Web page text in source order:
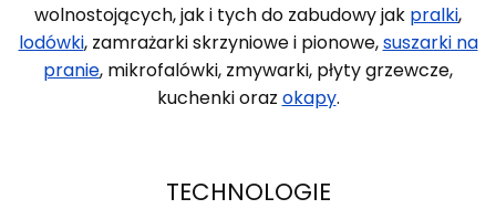
wolnostojących, jak i tych do zabudowy jak pralki,
lodówki, zamrażarki skrzyniowe i pionowe,suszarki na
pranie, mikrofalówki, zmywarki, płyty grzewcze,
kuchenki oraz okapy.
TECHNOLOGIE